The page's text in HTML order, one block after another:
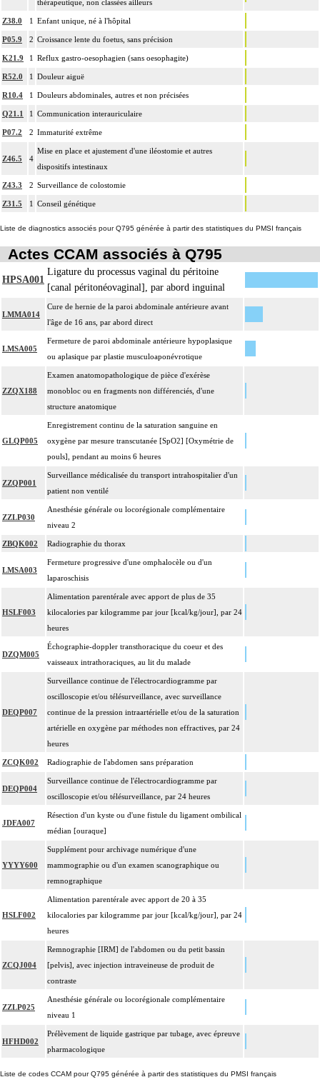
thérapeutique, non classées ailleurs
Z38.0 1 Enfant unique, né à l'hôpital
P05.9 2 Croissance lente du foetus, sans précision
K21.9 1 Reflux gastro-oesophagien (sans oesophagite)
R52.0 1 Douleur aiguë
R10.4 1 Douleurs abdominales, autres et non précisées
Q21.1 1 Communication interauriculaire
P07.2 2 Immaturité extrême
Z46.5 4
Mise en place et ajustement d'une iléostomie et autres
dispositifs intestinaux
Z43.3 2 Surveillance de colostomie
Z31.5 1 Conseil génétique
Liste de diagnostics associés pour Q795 générée à partir des statistiques du PMSI français
Actes CCAM associés à Q795
HPSA001
Ligature du processus vaginal du péritoine
[canal péritonéovaginal], par abord inguinal
LMMA014
Cure de hernie de la paroi abdominale antérieure avant
l'âge de 16 ans, par abord direct
LMSA005
Fermeture de paroi abdominale antérieure hypoplasique
ou aplasique par plastie musculoaponévrotique
ZZQX188
Examen anatomopathologique de pièce d'exérèse
monobloc ou en fragments non différenciés, d'une
structure anatomique
GLQP005
Enregistrement continu de la saturation sanguine en
oxygène par mesure transcutanée [SpO2] [Oxymétrie de
pouls], pendant au moins 6 heures
ZZQP001
Surveillance médicalisée du transport intrahospitalier d'un
patient non ventilé
ZZLP030
Anesthésie générale ou locorégionale complémentaire
niveau 2
ZBQK002 Radiographie du thorax
LMSA003
Fermeture progressive d'une omphalocèle ou d'un
laparoschisis
HSLF003
Alimentation parentérale avec apport de plus de 35
kilocalories par kilogramme par jour [kcal/kg/jour], par 24
heures
DZQM005
Échographie-doppler transthoracique du coeur et des
vaisseaux intrathoraciques, au lit du malade
DEQP007
Surveillance continue de l'électrocardiogramme par
oscilloscopie et/ou télésurveillance, avec surveillance
continue de la pression intraartérielle et/ou de la saturation
artérielle en oxygène par méthodes non effractives, par 24
heures
ZCQK002 Radiographie de l'abdomen sans préparation
DEQP004
Surveillance continue de l'électrocardiogramme par
oscilloscopie et/ou télésurveillance, par 24 heures
JDFA007
Résection d'un kyste ou d'une fistule du ligament ombilical
médian [ouraque]
YYYY600
Supplément pour archivage numérique d'une
mammographie ou d'un examen scanographique ou
remnographique
HSLF002
Alimentation parentérale avec apport de 20 à 35
kilocalories par kilogramme par jour [kcal/kg/jour], par 24
heures
ZCQJ004
Remnographie [IRM] de l'abdomen ou du petit bassin
[pelvis], avec injection intraveineuse de produit de
contraste
ZZLP025
Anesthésie générale ou locorégionale complémentaire
niveau 1
HFHD002
Prélèvement de liquide gastrique par tubage, avec épreuve
pharmacologique
Liste de codes CCAM pour Q795 générée à partir des statistiques du PMSI français